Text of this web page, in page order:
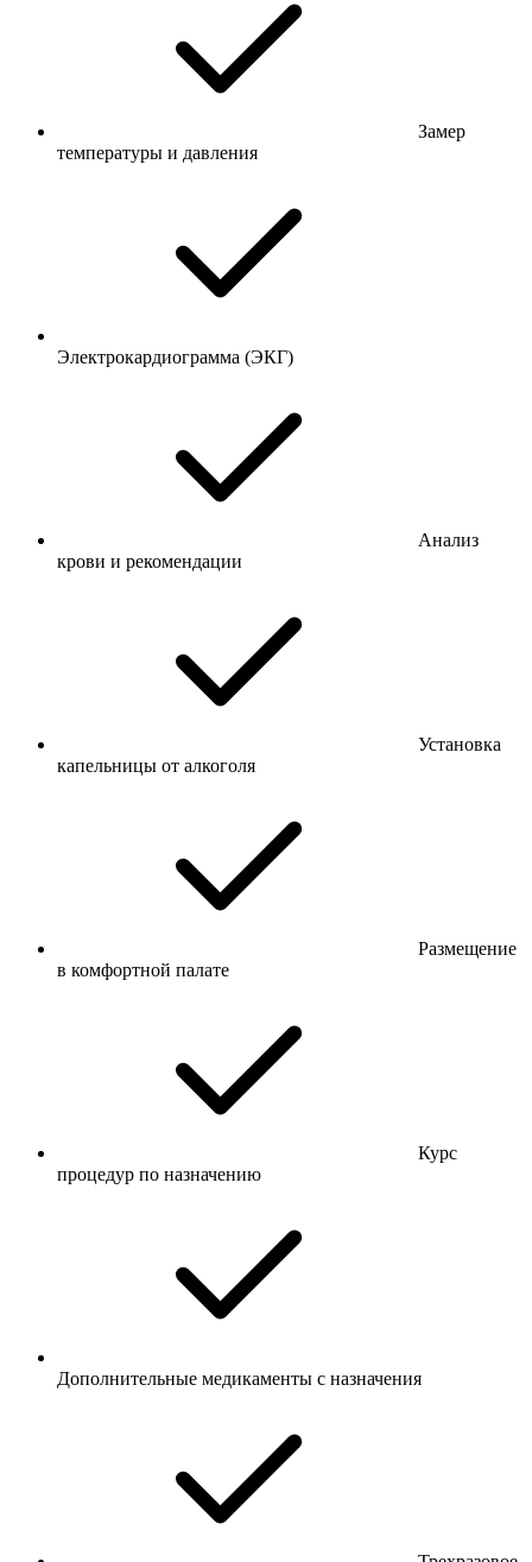
Замер
температуры и давления
Электрокардиограмма (ЭКГ)
Анализ
крови и рекомендации
Установка
капельницы от алкоголя
Размещение
в комфортной палате
Курс
процедур по назначению
Дополнительные медикаменты с назначения